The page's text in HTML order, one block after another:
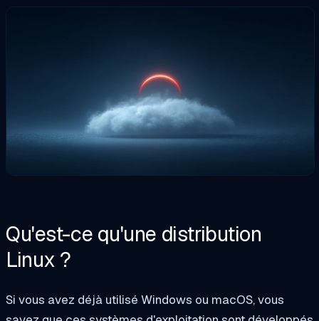
Qu'est-ce qu'une distribution
Linux ?
Si vous avez déjà utilisé Windows ou macOS, vous